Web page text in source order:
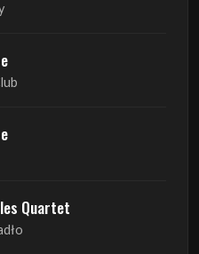
Quartet